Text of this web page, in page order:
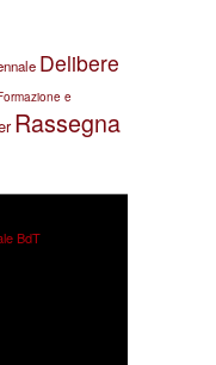
Delibere
e
Rassegna
BdT